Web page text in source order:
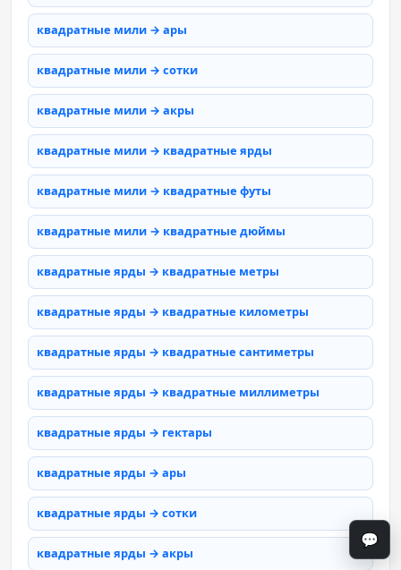
квадратные мили → ары
квадратные мили → сотки
квадратные мили → акры
квадратные мили → квадратные ярды
квадратные мили → квадратные футы
квадратные мили → квадратные дюймы
квадратные ярды → квадратные метры
квадратные ярды → квадратные километры
квадратные ярды → квадратные сантиметры
квадратные ярды → квадратные миллиметры
квадратные ярды → гектары
квадратные ярды → ары
квадратные ярды → сотки
квадратные ярды → акры
💬